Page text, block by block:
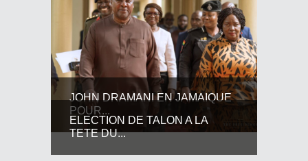
JOHN DRAMANI EN JAMAIQUE
POUR...
ELECTION DE TALON A LA
TETE DU...